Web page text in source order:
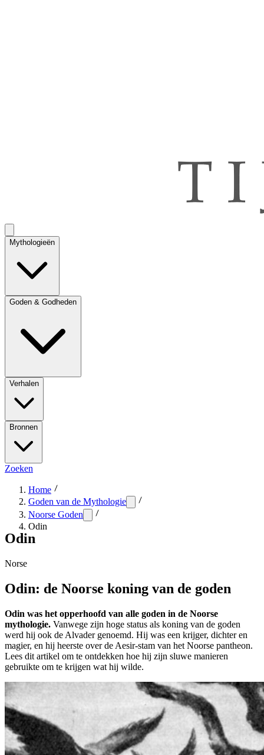
Mythologieën
Goden & Godheden
Verhalen
Bronnen
Zoeken
Home
Goden van de Mythologie
Noorse Goden
Odin
Odin
Norse
Odin: de Noorse koning van de goden
Odin was het opperhoofd van alle goden in de Noorse
mythologie. Vanwege zijn hoge status als koning van de goden
werd hij ook de Alvader genoemd. Hij was een krijger, dichter en
magier, en hij heerste over de Aesir-stam van het Noorse pantheon.
Lees dit artikel om te ontdekken hoe hij zijn sluwe manieren
gebruikte om te krijgen wat hij wilde.